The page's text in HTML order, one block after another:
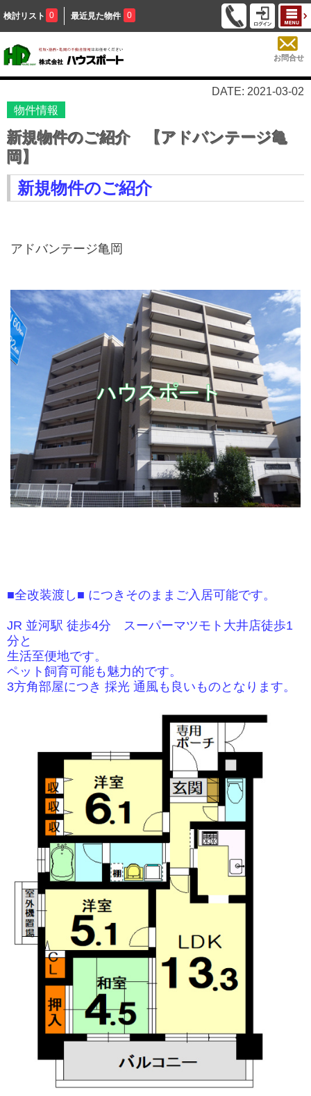
検討リスト 0 最近見た物件 0
お問合せ
DATE: 2021-03-02
物件情報
新規物件のご紹介 【アドバンテージ亀
岡】
新規物件のご紹介
アドバンテージ亀岡
■全改装渡し■ につきそのままご入居可能です。
JR 並河駅 徒歩4分 スーパーマツモト大井店徒歩1
分と
生活至便地です。
ペット飼育可能も魅力的です。
3方角部屋につき 採光 通風も良いものとなります。